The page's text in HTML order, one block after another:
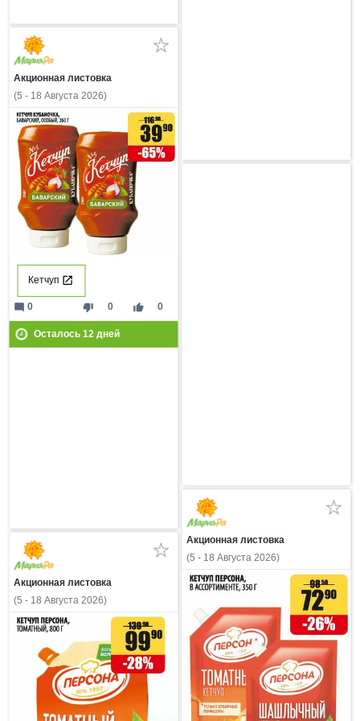
Акционная листовка
(5 - 18 Августа 2026)
Кетчуп
thumb_down 0 thumb_up 0
mode_comment 0
Осталось 12 дней
Акционная листовка
(5 - 18 Августа 2026)
Акционная листовка
(5 - 18 Августа 2026)